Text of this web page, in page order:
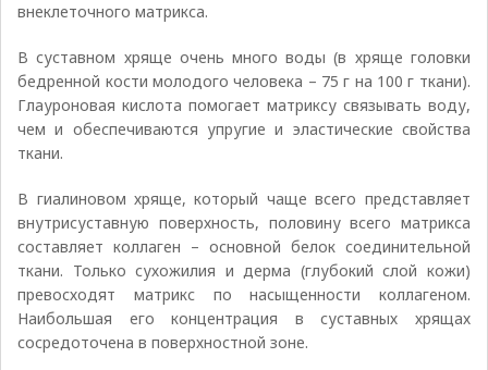
внеклеточного матрикса.
В суставном хряще очень много воды (в хряще головки
бедренной кости молодого человека – 75 г на 100 г ткани).
Глауроновая кислота помогает матриксу связывать воду,
чем и обеспечиваются упругие и эластические свойства
ткани.
В гиалиновом хряще, который чаще всего представляет
внутрисуставную поверхность, половину всего матрикса
составляет коллаген – основной белок соединительной
ткани. Только сухожилия и дерма (глубокий слой кожи)
превосходят матрикс по насыщенности коллагеном.
Наибольшая его концентрация в суставных хрящах
сосредоточена в поверхностной зоне.